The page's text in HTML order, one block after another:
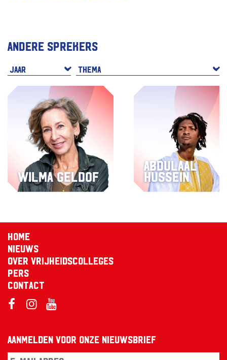
Andere sprekers
Wilma Geldof
Abdulaal
Hussein
Home
Nieuws
Over Vrijheidscolleges
Pers
Contact
Aanmelden voor onze nieuwsbrief